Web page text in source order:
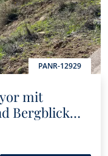
PANR-12929
mit
Bergblick